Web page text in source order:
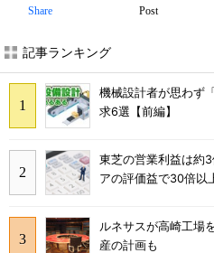
Share Post
記事ランキング
機械設計者が思わず
求6選【前編】
東芝の営業利益は約
アの評価益で30倍以
ルネサスが高崎工場
産の計画も